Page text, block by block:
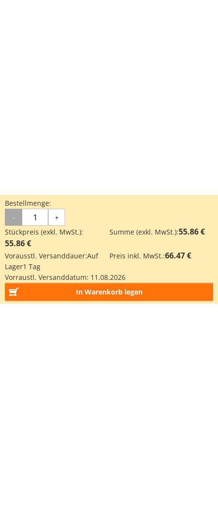
Bestellmenge:
- +
Stückpreis (exkl. MwSt.):
55.86 €
Summe (exkl. MwSt.):55.86 €
Vorausstl. Versanddauer:Auf
Lager1 Tag
Preis inkl. MwSt.:66.47 €
Vorraustl. Versanddatum: 11.08.2026
In Warenkorb legen